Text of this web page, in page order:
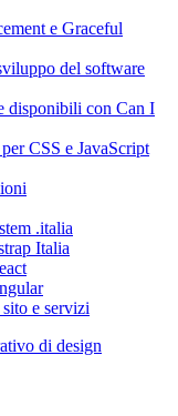
e Graceful
del software
disponibili con Can I
CSS e JavaScript
.italia
Italia
e servizi
di design